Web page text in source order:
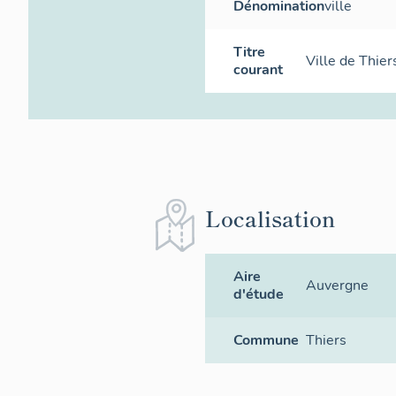
Dénominationville
Titre
courant
Ville de
Localisation
Aire
d'étude
Auvergne
Commune Thiers